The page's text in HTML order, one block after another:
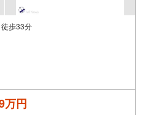
歩33分
万円